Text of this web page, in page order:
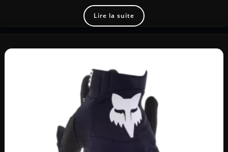
Lire la suite